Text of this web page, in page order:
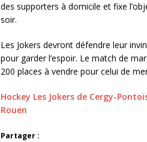
des supporters à domicile et fixe
soir.
Les Jokers devront défendre leur
pour garder l’espoir. Le match de
200 places à vendre pour celui de
Hockey Les Jokers de Cergy-
Rouen
Partager :